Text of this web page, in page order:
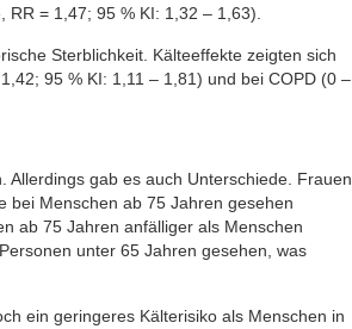
= 1,47; 95 % KI: 1,32 – 1,63).
Sterblichkeit. Kälteeffekte zeigten sich
95 % KI: 1,11 – 1,81) und bei COPD (0 –
gab es auch Unterschiede. Frauen
bei Menschen ab 75 Jahren gesehen
ab 75 Jahren anfälliger als Menschen
unter 65 Jahren gesehen, was
ein geringeres Kälterisiko als Menschen in